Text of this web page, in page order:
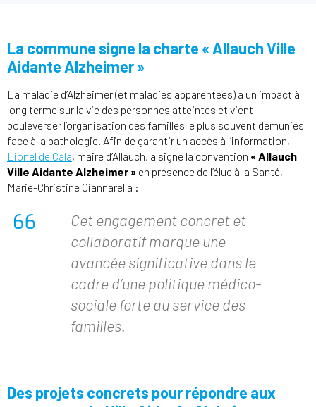
La commune signe la charte « Allauch Ville
Aidante Alzheimer »
La maladie d’Alzheimer (et maladies apparentées) a un impact à
long terme sur la vie des personnes atteintes et vient
bouleverser l’organisation des familles le plus souvent démunies
face à la pathologie. Afin de garantir un accès à l’information,
Lionel de Cala, maire d’Allauch, a signé la convention « Allauch
Ville Aidante Alzheimer » en présence de l’élue à la Santé,
Marie-Christine Ciannarella :
Cet engagement concret et
collaboratif marque une
avancée significative dans le
cadre d’une politique médico-
sociale forte au service des
familles.
Des projets concrets pour répondre aux